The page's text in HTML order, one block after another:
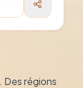
Des régions